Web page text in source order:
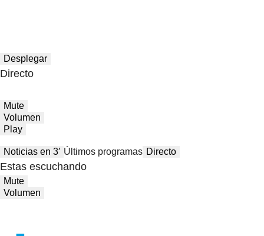
Desplegar
Directo
Mute
Volumen
Play
Noticias en 3′ Últimos programas Directo
Estas escuchando
Mute
Volumen